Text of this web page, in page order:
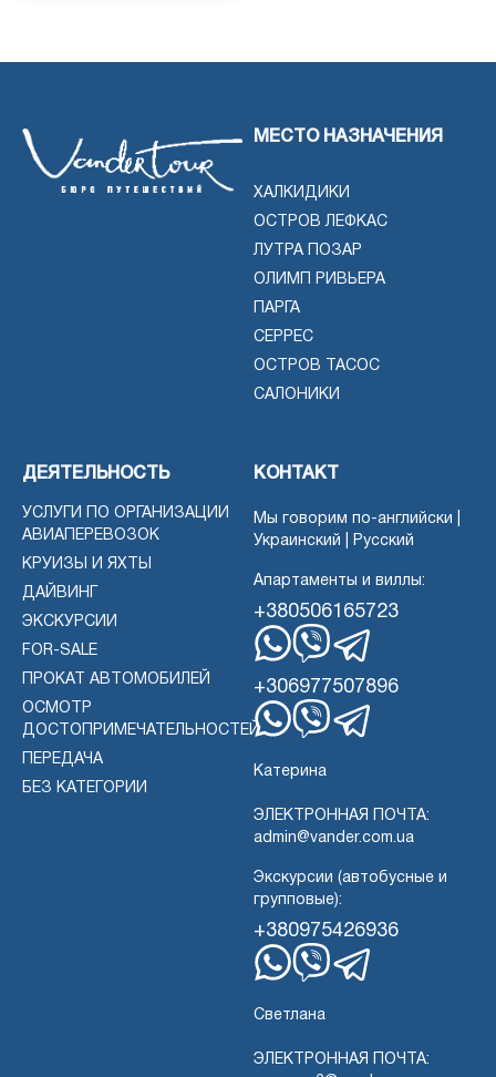
МЕСТО НАЗНАЧЕНИЯ
ХАЛКИДИКИ
ОСТРОВ ЛЕФКАС
ЛУТРА ПОЗАР
ОЛИМП РИВЬЕРА
ПАРГА
СЕРРЕС
ОСТРОВ ТАСОС
САЛОНИКИ
ДЕЯТЕЛЬНОСТЬ
УСЛУГИ ПО ОРГАНИЗАЦИИ
АВИАПЕРЕВОЗОК
КРУИЗЫ И ЯХТЫ
ДАЙВИНГ
ЭКСКУРСИИ
FOR-SALE
ПРОКАТ АВТОМОБИЛЕЙ
ОСМОТР
ДОСТОПРИМЕЧАТЕЛЬНОСТЕЙ
ПЕРЕДАЧА
БЕЗ КАТЕГОРИИ
КОНТАКТ
Мы говорим по-английски |
Украинский | Русский
Апартаменты и виллы:
+380506165723
WhatsApp
ВиберТелеграмма
+306977507896
Катерина
ЭЛЕКТРОННАЯ ПОЧТА:
admin@vander.com.ua
Экскурсии (автобусные и
групповые):
+380975426936
Светлана
ЭЛЕКТРОННАЯ ПОЧТА: